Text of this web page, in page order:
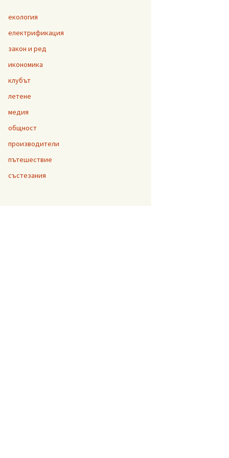
екология
електрификация
закон и ред
икономика
клубът
летене
медия
общност
производители
пътешествие
състезания